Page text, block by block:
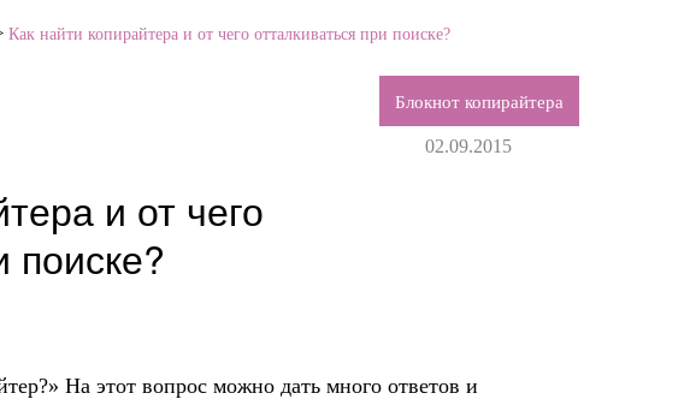
Как найти копирайтера и от чего отталкиваться при поиске?
Блокнот копирайтера
02.09.2015
и от чего
поиске?
На этот вопрос можно дать много ответов и